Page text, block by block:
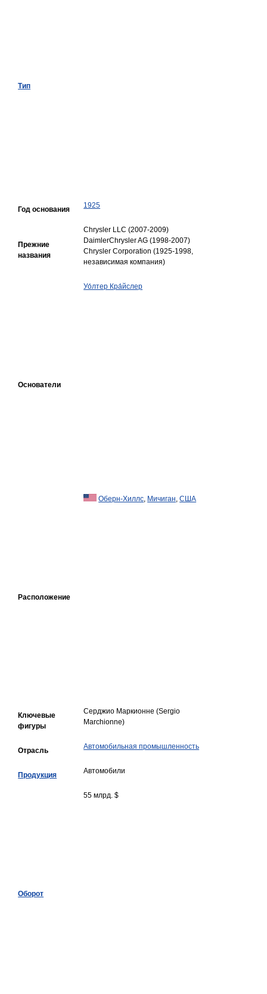
Тип
Год основания 1925
Прежние
названия
Chrysler LLC (2007-2009)
DaimlerChrysler AG (1998-2007)
Chrysler Corporation (1925-1998,
независимая компания)
Основатели
Уо́лтер Кра́йслер
Расположение
Оберн-Хиллс, Мичиган,США
Ключевые
фигуры
Серджио Маркионне (Sergio
Marchionne)
Отрасль Автомобильная промышленность
Продукция Автомобили
Оборот
55 млрд. $